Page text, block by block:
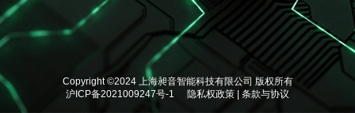
Copyright ©2024 上海昶音智能科技有限公司 版权所有
沪ICP备2021009247号-1
隐私权政策 条款与协议